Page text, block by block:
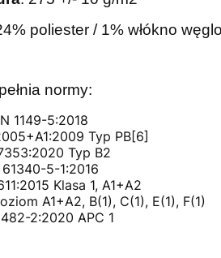
poliester / 1% włókno
normy:
1149-5:2018
Typ PB[6]
Typ B2
61340-5-1:2016
Klasa 1, A1+A2
A1+A2, B(1), C(1), E(1), F(1)
2:2020 APC 1